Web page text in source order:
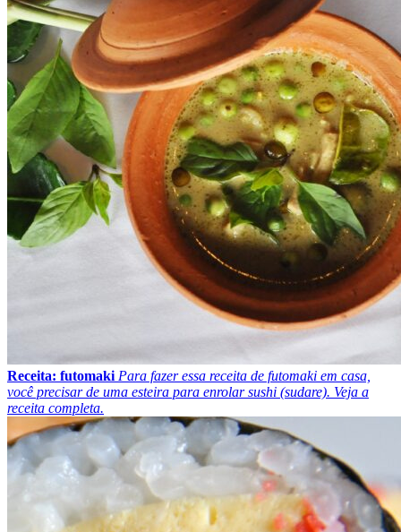
Receita: futomaki Para fazer essa receita de futomaki em casa,
você precisar de uma esteira para enrolar sushi (sudare). Veja a
receita completa.